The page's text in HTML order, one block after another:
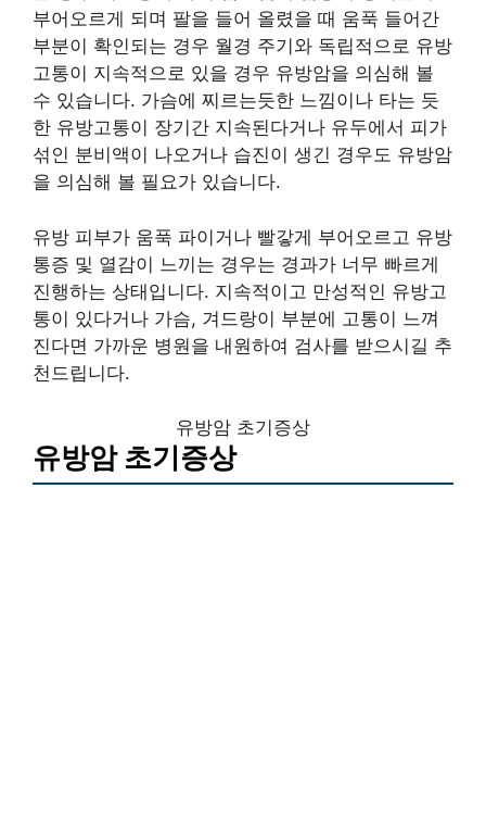
부어오르게 되며 팔을 들어 올렸을 때 움푹 들어간
부분이 확인되는 경우 월경 주기와 독립적으로 유방
고통이 지속적으로 있을 경우 유방암을 의심해 볼
수 있습니다. 가슴에 찌르는듯한 느낌이나 타는 듯
한 유방고통이 장기간 지속된다거나 유두에서 피가
섞인 분비액이 나오거나 습진이 생긴 경우도 유방암
을 의심해 볼 필요가 있습니다.
유방 피부가 움푹 파이거나 빨갛게 부어오르고 유방
통증 및 열감이 느끼는 경우는 경과가 너무 빠르게
진행하는 상태입니다. 지속적이고 만성적인 유방고
통이 있다거나 가슴, 겨드랑이 부분에 고통이 느껴
진다면 가까운 병원을 내원하여 검사를 받으시길 추
천드립니다.
유방암 초기증상
유방암 초기증상